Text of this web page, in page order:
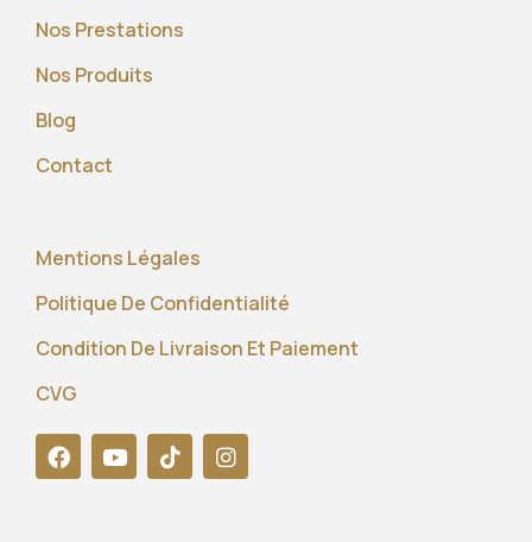
Nos Prestations
Nos Produits
Blog
Contact
Mentions Légales
Politique De Confidentialité
Condition De Livraison Et Paiement
CVG